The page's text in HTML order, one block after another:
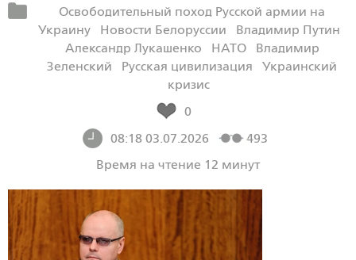
Освободительный поход Русской армии на
Украину
Новости Белоруссии
Владимир Путин
Александр Лукашенко
НАТО
Владимир
Зеленский
Русская цивилизация
Украинский
кризис
0
08:18 03.07.2026
493
Время на чтение 12 минут